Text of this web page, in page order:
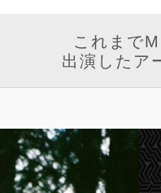
これまで
出演したア